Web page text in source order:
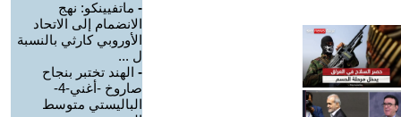
- ماتفيينكو: نهج
الانضمام إلى الاتحاد
الأوروبي كارثي بالنسبة
ل ...
- الهند تختبر بنجاح
صاروخ -أغني-4-
الباليستي متوسط